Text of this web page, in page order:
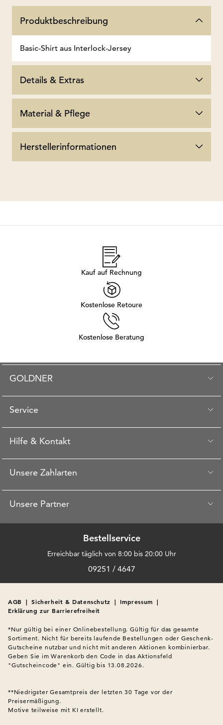
Produktbeschreibung
Basic-Shirt aus Interlock-Jersey
Details & Extras
Material & Pflege
Herstellerinformationen
Kauf auf Rechnung
Kostenlose Retoure
Kostenlose Beratung
GOLDNER
Service
Hilfe & Kontakt
Unsere Zahlarten
Unsere Partner
Bestellservice
Erreichbar täglich von 8:00 bis 20:00 Uhr
09251 / 4647
AGB | Sicherheit & Datenschutz | Impressum |
Erklärung zur Barrierefreiheit
*Nur gültig bei einer Onlinebestellung. Gültig für das gesamte
Sortiment. Nicht für bereits laufende Bestellungen oder Geschenk-
Gutscheine nutzbar und nicht mit anderen Aktionen kombinierbar.
Geben Sie im Warenkorb den Code in das Aktionsfeld
"Gutscheincode" ein. Gültig bis 13.08.2026.
**Niedrigster Gesamtpreis der letzten 30 Tage vor der
Preisermäßigung.
Motive teilweise mit KI erstellt.